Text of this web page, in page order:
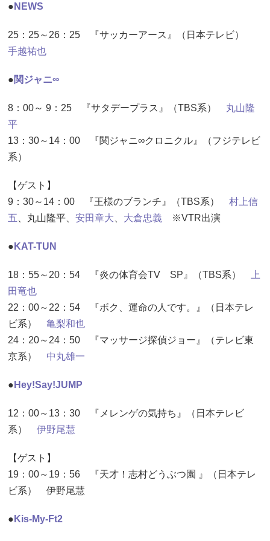
● NEWS
25：25～26：25 『サッカーアース』（日本テレビ）
手越祐也
●関ジャニ∞
8：00～ 9：25 『サタデープラス』（TBS系） 丸山隆
平
13：30～14：00 『関ジャニ∞クロニクル』（フジテレビ
系）
【ゲスト】
9：30～14：00 『王様のブランチ』（TBS系） 村上信
五 、丸山隆平、 安田章大 大倉忠義 ※VTR出演
● KAT-TUN
18：55～20：54 『炎の体育会TV SP』（TBS系）
上
田竜也
22：00～22：54 『ボク、運命の人です。』（日本テレ
ビ系） 亀梨和也
24：20～24：50 『マッサージ探偵ジョー』（テレビ東
京系） 中丸雄一
● Hey!Say!JUMP
12：00～13：30 『メレンゲの気持ち』（日本テレビ
系） 伊野尾慧
【ゲスト】
19：00～19：56 『天才！志村どうぶつ園 』（日本テレ
ビ系） 伊野尾慧
● Kis-My-Ft2